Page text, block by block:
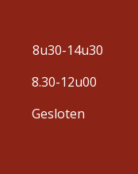
8u30-14u30
8.30-12u00
Gesloten